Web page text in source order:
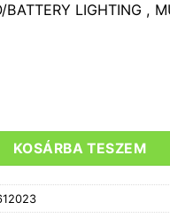
BATTERY LIGHTING ,
KOSÁRBA TESZEM